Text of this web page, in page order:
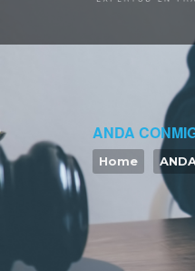
ANDA
Home